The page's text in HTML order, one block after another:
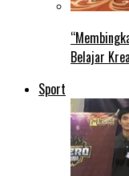
Belajar
Sport